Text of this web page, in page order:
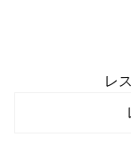
レ